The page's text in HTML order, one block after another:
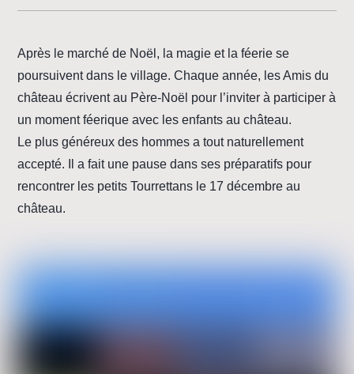
Après le marché de Noël, la magie et la féerie se
poursuivent dans le village. Chaque année, les Amis du
château écrivent au Père-Noël pour l’inviter à participer à
un moment féerique avec les enfants au château.
Le plus généreux des hommes a tout naturellement
accepté. Il a fait une pause dans ses préparatifs pour
rencontrer les petits Tourrettans le 17 décembre au
château.